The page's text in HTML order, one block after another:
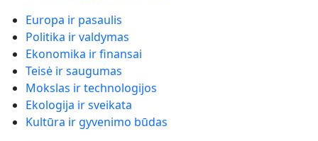
Europa ir pasaulis
Politika ir valdymas
Ekonomika ir finansai
Teisė ir saugumas
Mokslas ir technologijos
Ekologija ir sveikata
Kultūra ir gyvenimo būdas